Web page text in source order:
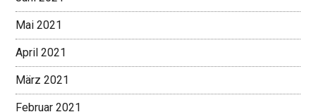
Mai 2021
April 2021
März 2021
Februar 2021